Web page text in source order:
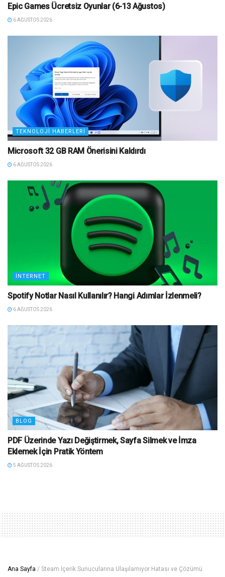
Epic Games Ücretsiz Oyunlar (6-13 Ağustos)
6 AĞUSTOS 2026
TEKNOLOJI HABERLERI
Microsoft 32 GB RAM Önerisini Kaldırdı
6 AĞUSTOS 2026
İNTERNET
Spotify Notlar Nasıl Kullanılır? Hangi Adımlar İzlenmeli?
6 AĞUSTOS 2026
BLOG
PDF Üzerinde Yazı Değiştirmek, Sayfa Silmek ve İmza
Eklemek İçin Pratik Yöntem
5 AĞUSTOS 2026
Ana Sayfa / Steam İçerik Sunucularına Ulaşılamıyor Hatası ve Çözümü